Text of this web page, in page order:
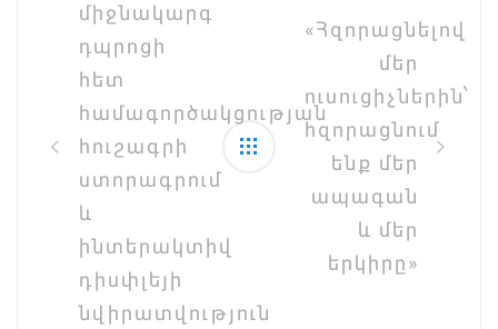
միջնակարգ
դպրոցի
հետ
համագործակցության
հուշագրի
ստորագրում
և
ինտերակտիվ
դիսփլեյի
նվիրատվություն
«Հզորացնելով
մեր
ուսուցիչներին՝
հզորացնում
ենք մեր
ապագան
և մեր
երկիրը»